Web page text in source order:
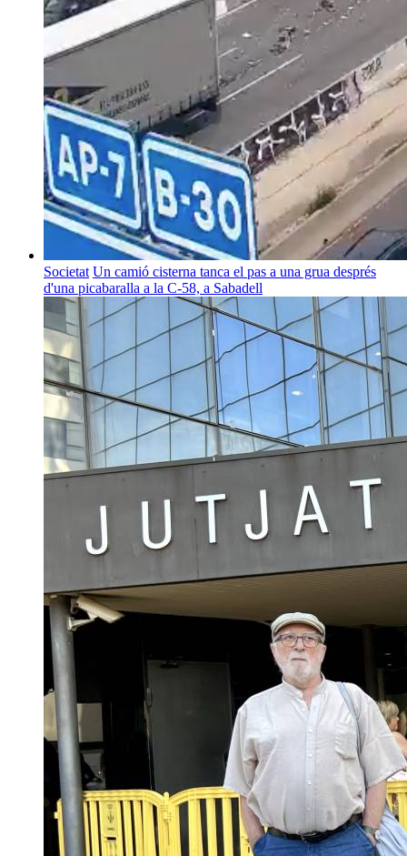
Societat Un camió cisterna tanca el pas a una grua després
d'una picabaralla a la C-58, a Sabadell